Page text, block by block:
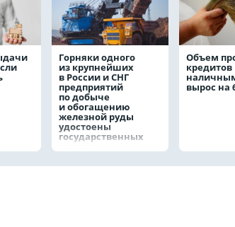
Горняки одного
из крупнейших
в России и СНГ
предприятий
по добыче
и обогащению
железной руды
удостоены
государственных
наград
Объем
кредитов
вырос на